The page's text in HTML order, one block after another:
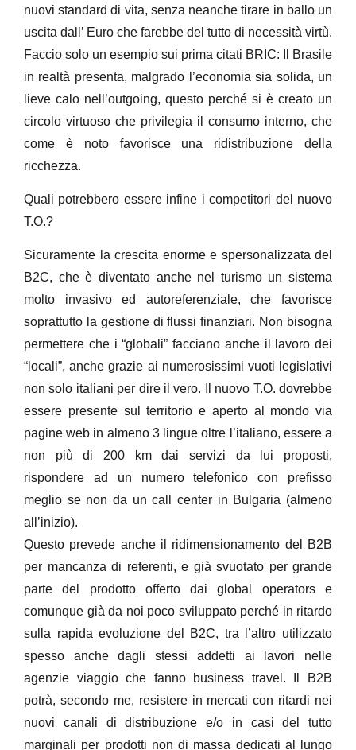
nuovi standard di vita, senza neanche tirare in ballo un
uscita dall’ Euro che farebbe del tutto di necessità virtù.
Faccio solo un esempio sui prima citati BRIC: Il Brasile
in realtà presenta, malgrado l’economia sia solida, un
lieve calo nell’outgoing, questo perché si è creato un
circolo virtuoso che privilegia il consumo interno, che
come è noto favorisce una ridistribuzione della
ricchezza.
Quali potrebbero essere infine i competitori del nuovo
T.O.?
Sicuramente la crescita enorme e spersonalizzata del
B2C, che è diventato anche nel turismo un sistema
molto invasivo ed autoreferenziale, che favorisce
soprattutto la gestione di flussi finanziari. Non bisogna
permettere che i “globali” facciano anche il lavoro dei
“locali”, anche grazie ai numerosissimi vuoti legislativi
non solo italiani per dire il vero. Il nuovo T.O. dovrebbe
essere presente sul territorio e aperto al mondo via
pagine web in almeno 3 lingue oltre l’italiano, essere a
non più di 200 km dai servizi da lui proposti,
rispondere ad un numero telefonico con prefisso
meglio se non da un call center in Bulgaria (almeno
all’inizio).
Questo prevede anche il ridimensionamento del B2B
per mancanza di referenti, e già svuotato per grande
parte del prodotto offerto dai global operators e
comunque già da noi poco sviluppato perché in ritardo
sulla rapida evoluzione del B2C, tra l’altro utilizzato
spesso anche dagli stessi addetti ai lavori nelle
agenzie viaggio che fanno business travel. Il B2B
potrà, secondo me, resistere in mercati con ritardi nei
nuovi canali di distribuzione e/o in casi del tutto
marginali per prodotti non di massa dedicati al lungo